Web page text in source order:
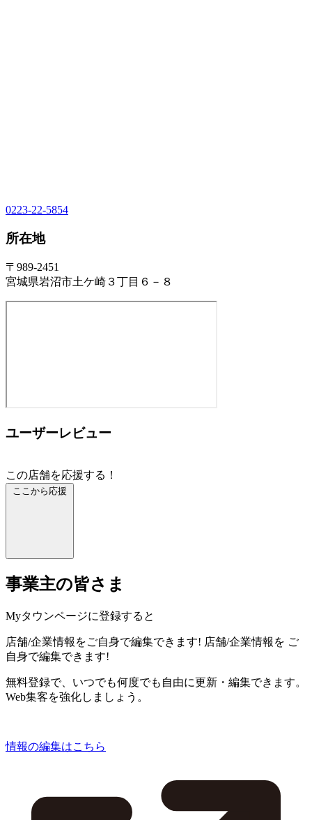
0223-22-5854
所在地
〒989-2451
宮城県岩沼市土ケ崎３丁目６－８
ユーザーレビュー
この店舗を応援する！
ここから応援
事業主の皆さま
Myタウンページに登録すると
店舗/企業情報をご自身で編集できます! 店舗/企業情報を ご
自身で編集できます!
無料登録で、いつでも何度でも自由に更新・編集できます。
Web集客を強化しましょう。
情報の編集はこちら